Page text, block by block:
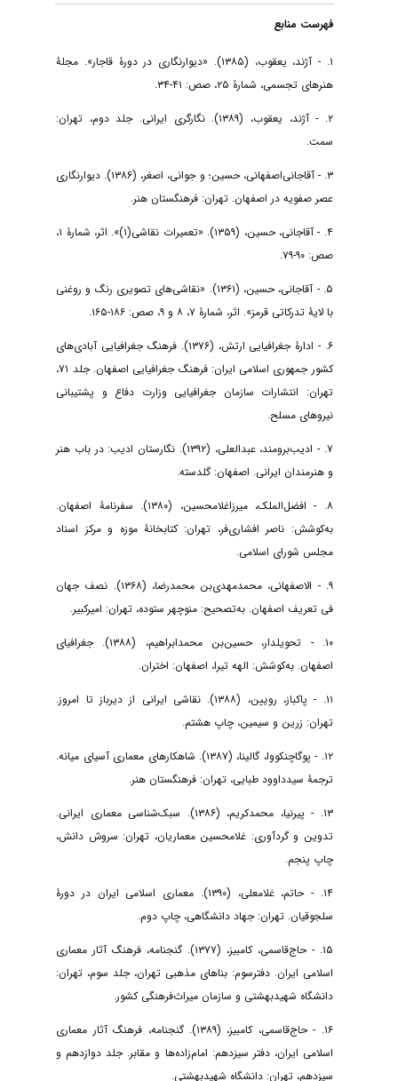
فهرست منابع
۱. - آژند، یعقوب، (۱۳۸۵). «دیوارنگاری در دورۀ قاجار». مجلۀ
هنرهای تجسمی، شمارۀ ۲۵، صص: ۴۱-۳۴.
۲. - آژند، یعقوب، (۱۳۸۹). نگارگری ایرانی. جلد دوم، تهران:
سمت.
۳. - آقاجانی‌اصفهانی، حسین؛ و جوانی، اصغر، (۱۳۸۶). دیوارنگاری
عصر صفویه در اصفهان. تهران: فرهنگستان هنر.
۴. - آقاجانی، حسین، (۱۳۵۹). «تعمیرات نقاشی(۱)». اثر، شمارۀ ۱،
صص: ۹۰-۷۹.
۵. - آقاجانی، حسین، (۱۳۶۱). «نقاشی‌های تصویری رنگ و روغنی
با لایۀ تدرکاتی قرمز». اثر، شمارۀ ۷، ۸ و ۹، صص: ۱۸۶-۱۶۵.
۶. - ادارۀ جغرافیایی ارتش، (۱۳۷۶). فرهنگ جغرافیایی آبادی‌های
کشور جمهوری اسلامی ایران: فرهنگ جغرافیایی اصفهان. جلد ۷۱،
تهران: انتشارات سازمان جغرافیایی وزارت دفاع و پشتیبانی
نیروهای مسلح.
۷. - ادیب‌برومند، عبدالعلی، (۱۳۹۲). نگارستان ادیب: در باب هنر
و هنرمندان ایرانی. اصفهان: گلدسته.
۸. - افضل‌الملک، میرزاغلامحسین، (۱۳۸۰). سفرنامۀ اصفهان.
به‌کوشش: ناصر افشاری‌فر، تهران: کتابخانۀ موزه و مرکز اسناد
مجلس شورای اسلامی.
۹. - الاصفهانی، محمدمهدی‌بن محمد‌رضا، (۱۳۶۸). نصف جهان
فی تعریف اصفهان. به‌تصحیح: منوچهر ستوده، تهران: امیرکبیر.
۱۰. - تحویلدار، حسین‌بن محمد‌ابراهیم، (۱۳۸۸). جغرافیای
اصفهان. به‌کوشش: الهه تیرا، اصفهان: اختران.
۱۱. - پاکباز، رویین، (۱۳۸۸). نقاشی ایرانی از دیرباز تا امروز.
تهران: زرین و سیمین، چاپ هشتم.
۱۲. - پوگاچنکووا، گالینا، (۱۳۸۷). شاهکارهای معماری آسیای میانه.
ترجمۀ سیدداوود طبایی، تهران: فرهنگستان هنر.
۱۳. - پیرنیا، محمدکریم، (۱۳۸۶). سبک‌شناسی معماری ایرانی.
تدوین و گردآوری: غلامحسین معماریان، تهران: سروش دانش،
چاپ پنجم.
۱۴. - حاتم، غلامعلی، (۱۳۹۰). معماری اسلامی ایران در دورۀ
سلجوقیان. تهران: جهاد دانشگاهی، چاپ دوم.
۱۵. - حاج‌قاسمی، کامبیز، (۱۳۷۷). گنجنامه، فرهنگ آثار معماری
اسلامی ایران. دفترسوم: بناهای مذهبی تهران، جلد سوم، تهران:
دانشگاه شهید‌بهشتی و سازمان میراث‌فرهنگی کشور.
۱۶. - حاج‌قاسمی، کامبیز، (۱۳۸۹). گنجنامه، فرهنگ آثار معماری
اسلامی ایران، دفتر سیزدهم: امام‌زاده‌ها و مقابر. جلد دوازدهم و
سیزدهم، تهران: دانشگاه شهید‌بهشتی.